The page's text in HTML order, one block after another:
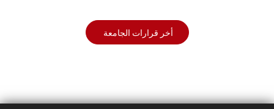
أخر قرارات الجامعة